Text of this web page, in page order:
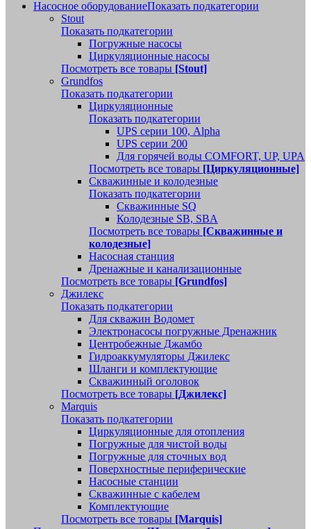
Насосное оборудованиеПоказать подкатегории
Stout
Показать подкатегории
Погружные насосы
Циркуляционные насосы
Посмотреть все товары [Stout]
Grundfos
Показать подкатегории
Циркуляционные
Показать подкатегории
UPS серии 100, Alpha
UPS серии 200
Для горячей воды COMFORT, UP, UPA
Посмотреть все товары [Циркуляционные]
Скважинные и колодезные
Показать подкатегории
Скважинные SQ
Колодезные SB, SBA
Посмотреть все товары [Скважинные и
колодезные]
Насосная станция
Дренажные и канализационные
Посмотреть все товары [Grundfos]
Джилекс
Показать подкатегории
Для скважин Водомет
Электронасосы погружные Дренажник
Центробежные Джамбо
Гидроаккумуляторы Джилекс
Шланги и комплектующие
Скважинный оголовок
Посмотреть все товары [Джилекс]
Marquis
Показать подкатегории
Циркуляционные для отопления
Погружные для чистой воды
Погружные для сточных вод
Поверхностные периферические
Насосные станции
Скважинные с кабелем
Комплектующие
Посмотреть все товары [Marquis]